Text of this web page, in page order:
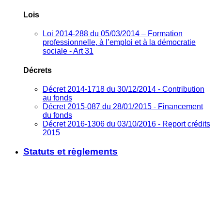
Lois
Loi 2014-288 du 05/03/2014 – Formation
professionnelle, à l’emploi et à la démocratie
sociale - Art 31
Décrets
Décret 2014-1718 du 30/12/2014 - Contribution
au fonds
Décret 2015-087 du 28/01/2015 - Financement
du fonds
Décret 2016-1306 du 03/10/2016 - Report crédits
2015
Statuts et règlements